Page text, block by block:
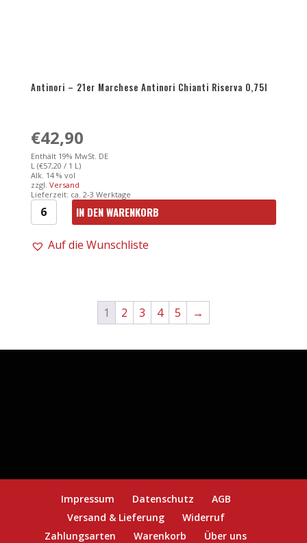
Antinori – 21er Marchese Antinori Chianti Riserva 0,75l
€42,90
Enthält 19% MwSt. DE
L (€57,20 / 1 L)
Alk. 14 % vol
zzgl. Versand
Lieferzeit: ca. 2-3 Werktage
Antinori
-
0,75l
IN DEN WARENKORB
Auf die Wunschliste
1 2 3 4 5 →
Impressum Datenschutz
AGB
Versand & Lieferung
Widerruf
Zahlungsarten
Warenkorb
Über uns